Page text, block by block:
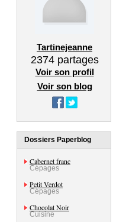
Tartinejeanne
2374partages
Voir son profil
Voir son blog
Dossiers Paperblog
Cabernet franc
Cépages
Petit Verdot
Cépages
Chocolat Noir
Cuisine